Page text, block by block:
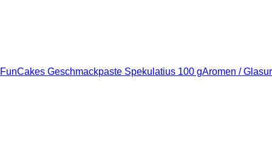
FunCakes Geschmackpaste Spekulatius 100 gAromen / Glasur